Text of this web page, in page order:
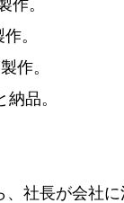
作。
。
作。
納品。
社長が会社に